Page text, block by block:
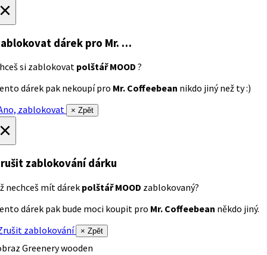
dárek pro Mr. …
si zablokovat polštář MOOD ?
dárek pak nekoupí pro Mr. Coffeebean nikdo jiný než ty :)
zablokovat
× Zpět
zablokování dárku
nechceš mít dárek polštář MOOD zablokovaný?
dárek pak bude moci koupit pro Mr. Coffeebean někdo jiný.
zablokování
× Zpět